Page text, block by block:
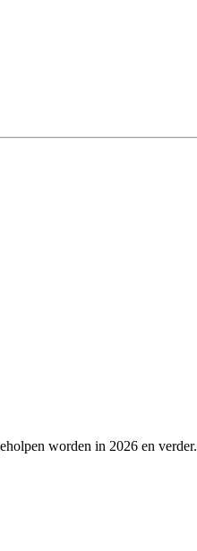
worden in 2026 en verder.